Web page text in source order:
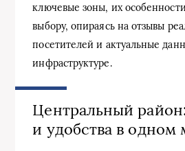
ключевые зоны, их
выбору, опираясь на отзывы
посетителей и актуальные
инфраструктуре.
Центральный
и удобства в одном